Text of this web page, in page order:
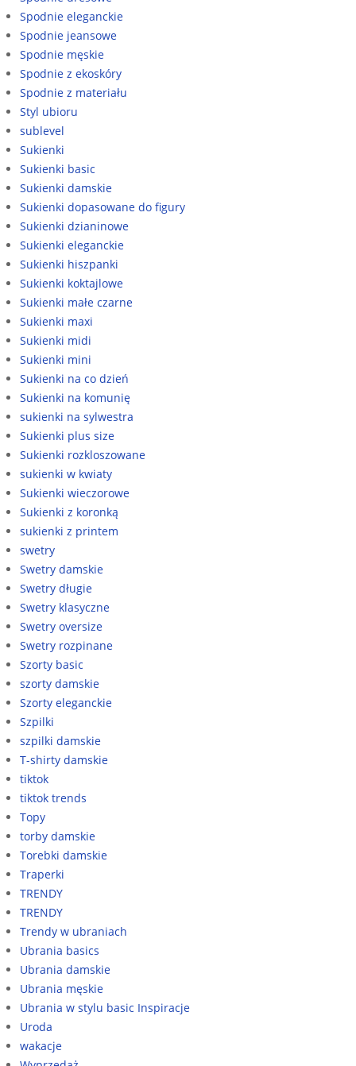
Spodnie eleganckie
Spodnie jeansowe
Spodnie męskie
Spodnie z ekoskóry
Spodnie z materiału
Styl ubioru
sublevel
Sukienki
Sukienki basic
Sukienki damskie
Sukienki dopasowane do figury
Sukienki dzianinowe
Sukienki eleganckie
Sukienki hiszpanki
Sukienki koktajlowe
Sukienki małe czarne
Sukienki maxi
Sukienki midi
Sukienki mini
Sukienki na co dzień
Sukienki na komunię
sukienki na sylwestra
Sukienki plus size
Sukienki rozkloszowane
sukienki w kwiaty
Sukienki wieczorowe
Sukienki z koronką
sukienki z printem
swetry
Swetry damskie
Swetry długie
Swetry klasyczne
Swetry oversize
Swetry rozpinane
Szorty basic
szorty damskie
Szorty eleganckie
Szpilki
szpilki damskie
T-shirty damskie
tiktok
tiktok trends
Topy
torby damskie
Torebki damskie
Traperki
TRENDY
TRENDY
Trendy w ubraniach
Ubrania basics
Ubrania damskie
Ubrania męskie
Ubrania w stylu basic Inspiracje
Uroda
wakacje